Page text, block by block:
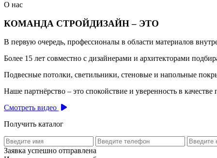
О нас
КОМАНДА СТРОЙДИЗАЙН – ЭТО
В первую очередь, профессионалы в области материалов
Более 15 лет совместно с дизайнерами и архитекторами
Подвесные потолки, светильники, стеновые и напольные
Наше партнёрство – это спокойствие и уверенность в качестве
Смотреть видео
Получить каталог
Заявка успешно отправлена